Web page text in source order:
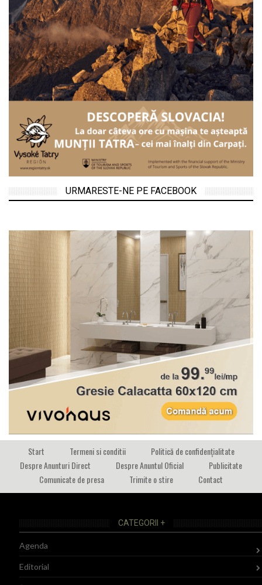
URMARESTE-NE PE FACEBOOK
Start Termeni si conditii
Politică de confidențialitate
Despre Anunturi Direct
Despre Anuntul Oficial
Publicitate
Comunicate de presa
Trimite o stire Contact
CATEGORII +
Agenda
Editorial